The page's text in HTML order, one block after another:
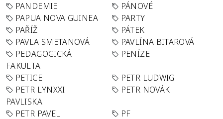
PANDEMIE
PÁNOVÉ
PAPUA NOVA GUINEA
PARTY
PAŘÍŽ
PÁTEK
PAVLA SMETANOVÁ
PAVLÍNA BITAROVÁ
PEDAGOGICKÁ
FAKULTA
PENÍZE
PETICE
PETR LUDWIG
PETR LYNXXI
PAVLISKA
PETR NOVÁK
PETR PAVEL PF